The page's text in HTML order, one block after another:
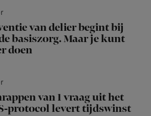
van delier begint bij
basiszorg. Maar je kunt
doen
van 1 vraag uit het
protocol levert tijdswinst